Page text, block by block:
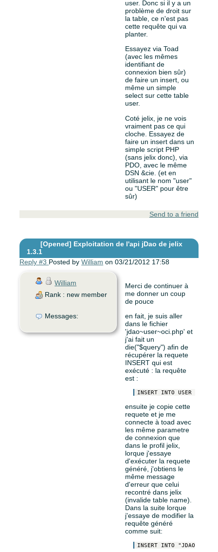
user. Donc si il y a un
problème de droit sur
la table, ce n'est pas
cette requête qui va
planter.
Essayez via Toad
(avec les mêmes
identifiant de
connexion bien sûr)
de faire un insert, ou
même un simple
select sur cette table
user.
Coté jelix, je ne vois
vraiment pas ce qui
cloche. Essayez de
faire un insert dans un
simple script PHP
(sans jelix donc), via
PDO, avec le même
DSN &cie. (et en
utilisant le nom "user"
ou "USER" pour être
sûr)
Send to a friend
[Opened] Exploitation de l'api jDao de jelix
1.3.1
Reply #3 Posted byWilliam on 03/21/2012 17:58
William
Rank : new member
Messages:
Merci de continuer à
me donner un coup
de pouce
en fait, je suis aller
dans le fichier
'jdao~user~oci.php' et
j'ai fait un
die("$query") afin de
récupérer la requete
INSERT qui est
exécuté : la requête
est :
ensuite je copie cette
requete et je me
connecte à toad avec
les même parametre
de connexion que
dans le profil jelix,
lorque j'essaye
d'exécuter la requete
généré, j'obtiens le
même message
d'erreur que celui
recontré dans jelix
(invalide table name).
Dans la suite lorque
j'essaye de modifier la
requête généré
comme suit: